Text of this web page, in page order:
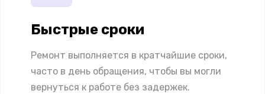
Быстрые сроки
Ремонт выполняется в кратчайшие сроки,
часто в день обращения, чтобы вы могли
вернуться к работе без задержек.